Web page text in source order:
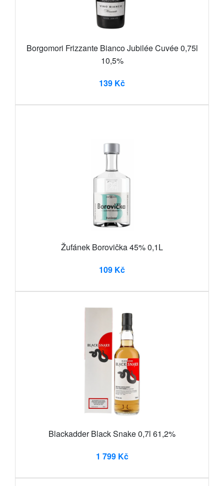
Borgomori Frizzante Bianco Jubilée Cuvée 0,75l
10,5%
139 Kč
Žufánek Borovička 45% 0,1L
109 Kč
Blackadder Black Snake 0,7l 61,2%
1 799 Kč